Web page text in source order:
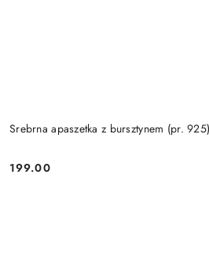
Srebrna apaszetka z bursztynem (pr.
Cena:
199.00